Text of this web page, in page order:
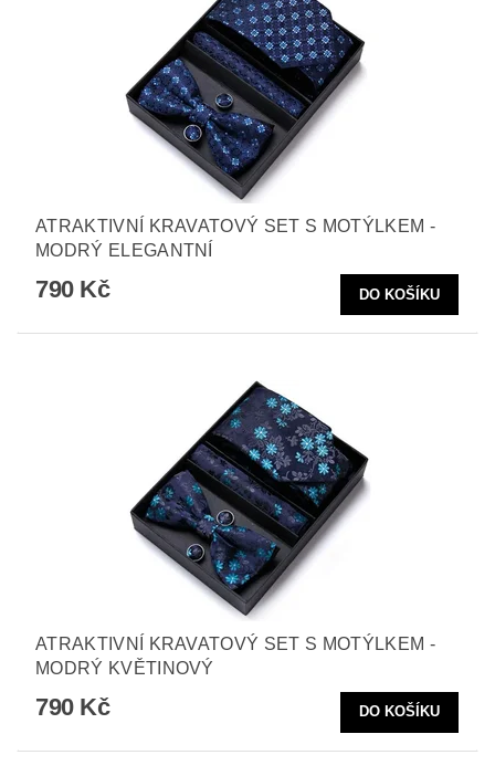
ATRAKTIVNÍ KRAVATOVÝ SET S MOTÝLKEM -
MODRÝ ELEGANTNÍ
790 Kč
ATRAKTIVNÍ KRAVATOVÝ SET S MOTÝLKEM -
MODRÝ KVĚTINOVÝ
790 Kč